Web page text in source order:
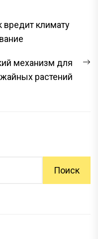
вредит климату
механизм для
растений
Поиск